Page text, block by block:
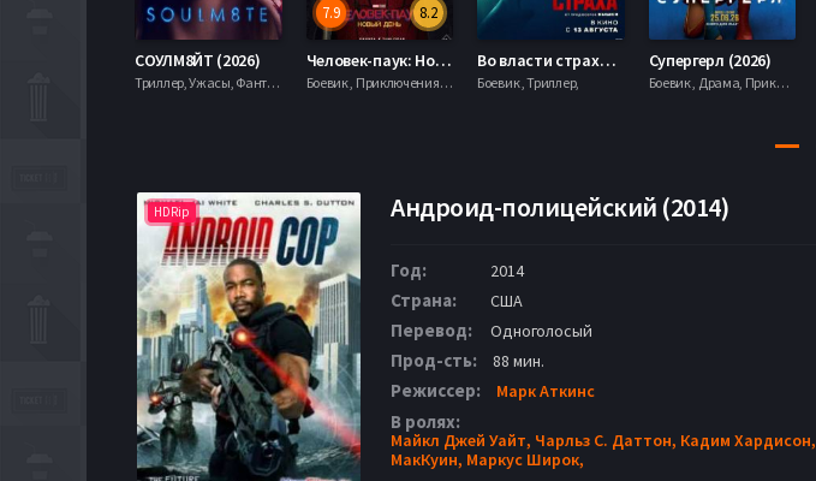
СОУЛМ8ЙТ (2026)
Триллер, Ужасы, Фантастика,
8.2
7.9
Человек-паук: Новый день (2026)
Боевик , Приключения, Фантастика, Фэнтези,
Во власти страха (2026)
Боевик , Триллер,
Супергерл (2026)
Боевик , Драма, Приключения, Фантастика,
HDRip Андроид-полицейский (2014)
Год: 2014
Страна: США
Перевод: Одноголосый
Прод-сть: 88 мин.
Режиссер: Марк Аткинс
В ролях:
Майкл Джей Уайт, Чарльз С. Даттон, Кадим Хардисон,
МакКуин, Маркус Широк,